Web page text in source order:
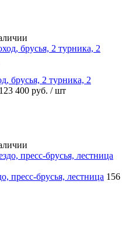
брусья, 2 турника, 2
123 400 руб. / шт
пресс-брусья, лестница 156